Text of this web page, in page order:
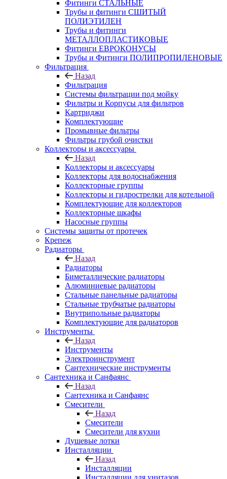
Фитинги СТАЛЬНЫЕ
Трубы и фитинги СШИТЫЙ
ПОЛИЭТИЛЕН
Трубы и фитинги
МЕТАЛЛОПЛАСТИКОВЫЕ
Фитинги ЕВРОКОНУСЫ
Трубы и Фитинги ПОЛИПРОПИЛЕНОВЫЕ
Фильтрация
Назад
Фильтрация
Системы фильтрации под мойку
Фильтры и Корпусы для фильтров
Картриджи
Комплектующие
Промывные фильтры
Фильтры грубой очистки
Коллекторы и аксессуары
Назад
Коллекторы и аксессуары
Коллекторы для водоснабжения
Коллекторные группы
Коллекторы и гидрострелки для котельной
Комплектующие для коллекторов
Коллекторные шкафы
Насосные группы
Системы защиты от протечек
Крепеж
Радиаторы
Назад
Радиаторы
Биметаллические радиаторы
Алюминиевые радиаторы
Стальные панельные радиаторы
Стальные трубчатые радиаторы
Внутрипольные радиаторы
Комплектующие для радиаторов
Инструменты
Назад
Инструменты
Электроинструмент
Сантехнические инструменты
Сантехника и Санфаянс
Назад
Сантехника и Санфаянс
Смесители
Назад
Смесители
Смесители для кухни
Душевые лотки
Инсталляции
Назад
Инсталляции
Инсталляции для унитазов